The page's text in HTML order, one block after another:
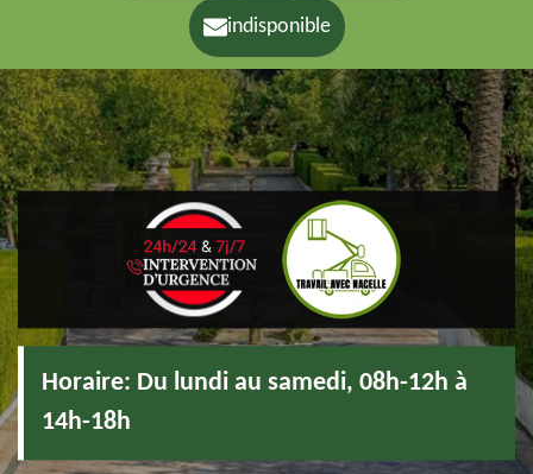
indisponible
Horaire: Du lundi au samedi, 08h-12h à
14h-18h